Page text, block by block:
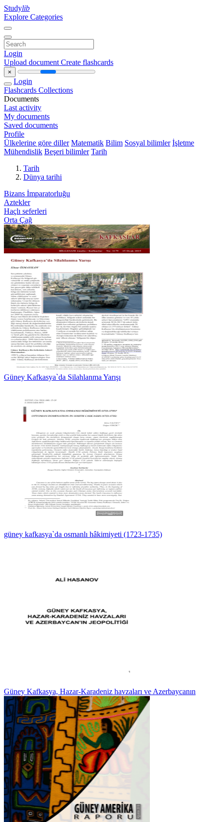
Studylib
Explore Categories
Login
Upload document Create flashcards
×
Login
Flashcards Collections
Documents
Last activity
My documents
Saved documents
Profile
Ülkelerine göre diller Matematik Bilim Sosyal bilimler İşletme
Mühendislik Beşeri bilimler Tarih
Tarih
Dünya tarihi
Bizans İmparatorluğu
Aztekler
Haçlı seferleri
Orta Çağ
Güney Kafkasya`da Silahlanma Yarışı
güney kafkasya`da osmanlı hâkimiyeti (1723-1735)
Güney Kafkasya, Hazar-Karadeniz havzaları ve Azerbaycanın